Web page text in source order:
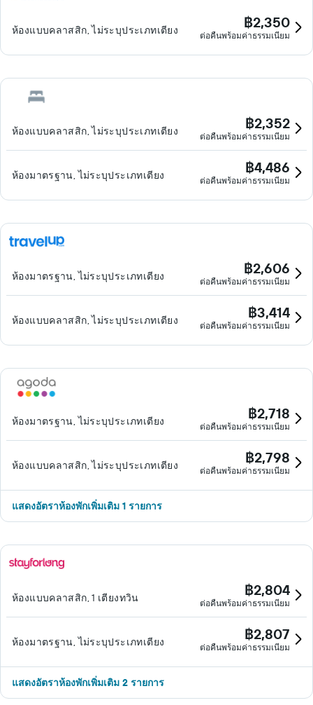
ห้องแบบคลาสสิก, ไม่ระบุประเภทเตียง ฿2,350
ต่อคืนพร้อมค่าธรรมเนียม
ห้องแบบคลาสสิก, ไม่ระบุประเภทเตียง ฿2,352
ต่อคืนพร้อมค่าธรรมเนียม
ห้องมาตรฐาน, ไม่ระบุประเภทเตียง ฿4,486
ต่อคืนพร้อมค่าธรรมเนียม
ห้องมาตรฐาน, ไม่ระบุประเภทเตียง ฿2,606
ต่อคืนพร้อมค่าธรรมเนียม
ห้องแบบคลาสสิก, ไม่ระบุประเภทเตียง ฿3,414
ต่อคืนพร้อมค่าธรรมเนียม
ห้องมาตรฐาน, ไม่ระบุประเภทเตียง ฿2,718
ต่อคืนพร้อมค่าธรรมเนียม
ห้องแบบคลาสสิก, ไม่ระบุประเภทเตียง ฿2,798
ต่อคืนพร้อมค่าธรรมเนียม
แสดงอัตราห้องพักเพิ่มเติม 1 รายการ
ห้องแบบคลาสสิก, 1 เตียงทวิน ฿2,804
ต่อคืนพร้อมค่าธรรมเนียม
ห้องมาตรฐาน, ไม่ระบุประเภทเตียง ฿2,807
ต่อคืนพร้อมค่าธรรมเนียม
แสดงอัตราห้องพักเพิ่มเติม 2 รายการ